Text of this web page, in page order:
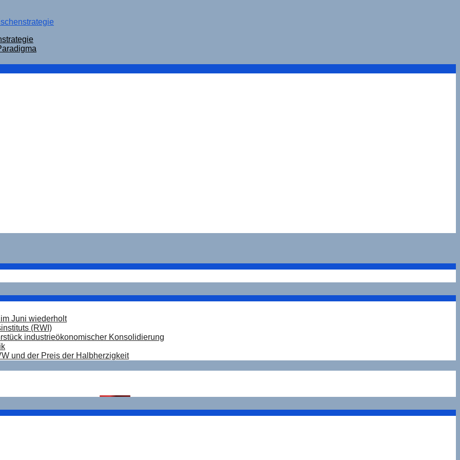
Juni wiederholt
(RWI)
industrieökonomischer Konsolidierung
und der Preis der Halbherzigkeit